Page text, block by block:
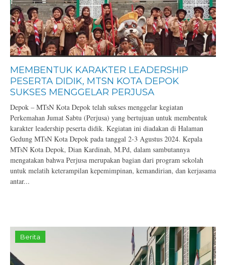
MEMBENTUK KARAKTER LEADERSHIP
PESERTA DIDIK, MTSN KOTA DEPOK
SUKSES MENGGELAR PERJUSA
Depok – MTsN Kota Depok telah sukses menggelar kegiatan
Perkemahan Jumat Sabtu (Perjusa) yang bertujuan untuk membentuk
karakter leadership peserta didik. Kegiatan ini diadakan di Halaman
Gedung MTsN Kota Depok pada tanggal 2-3 Agustus 2024. Kepala
MTsN Kota Depok, Dian Kardinah, M.Pd, dalam sambutannya
mengatakan bahwa Perjusa merupakan bagian dari program sekolah
untuk melatih keterampilan kepemimpinan, kemandirian, dan kerjasama
antar...
Berita